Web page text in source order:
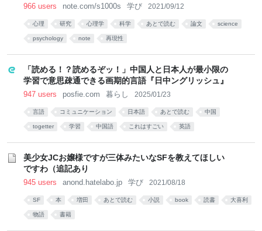
966 users note.com/s1000s 学び 2021/09/12
心理 研究 心理学 科学 あとで読む 論文 science
psychology note 再現性
「読める！？読めるぞッ！」中国人と日本人が最小限の
学習で意思疎通できる画期的言語『日中ングリッシュ』
947 users posfie.com 暮らし 2025/01/23
言語 コミュニケーション 日本語 あとで読む 中国
togetter 学習 中国語 これはすごい 英語
美少女JCお嬢様ですが三体みたいなSFを教えてほしい
ですわ（追記あり
945 users anond.hatelabo.jp 学び 2021/08/18
SF 本 増田 あとで読む 小説 book 読書 大喜利
物語 書籍